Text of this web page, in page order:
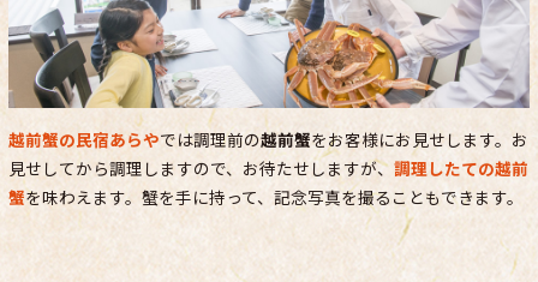
越前蟹の民宿あらやでは調理前の越前蟹をお客様にお見せします。お
見せしてから調理しますので、お待たせしますが、 調理したての越前
蟹を味わえます。蟹を手に持って、記念写真を撮ることもできます。